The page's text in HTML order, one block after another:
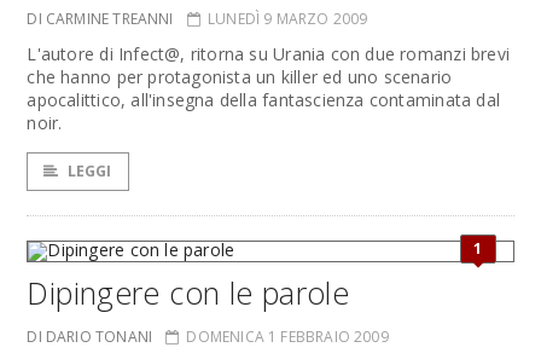
DI CARMINE TREANNI LUNEDÌ 9 MARZO 2009
L'autore di Infect@, ritorna su Urania con due romanzi brevi
che hanno per protagonista un killer ed uno scenario
apocalittico, all'insegna della fantascienza contaminata dal
noir.
LEGGI
1
Dipingere con le parole
DI DARIO TONANI DOMENICA 1 FEBBRAIO 2009